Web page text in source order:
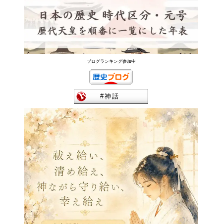
ブログランキング参加中